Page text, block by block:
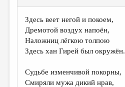
ЛИТСАЛОН
НОВОСТИ
ПРАВИЛА САЙТА
ИЗБРАННОЕ
Здесь веет негой и покоем,
Дремотой воздух напоён,
Наложниц лёгкою толпою
Здесь хан Гирей был окружён.
Судьбе изменчивой покорны,
Смиряли мужа дикий нрав,